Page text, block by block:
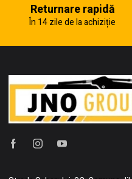
Returnare rapidă
În 14 zile de la achiziție